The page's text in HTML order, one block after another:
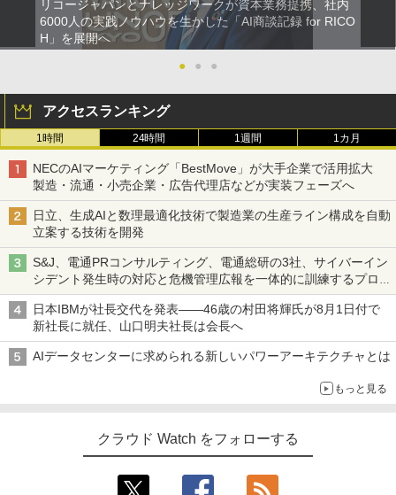
リコージャパンとナレッジワークが資本業務提携、社内
6000人の実践ノウハウを生かした「AI商談記録 for RICO
H」を展開へ
●
● ●
アクセスランキング
1時間 24時間 1週間 1カ月
NECのAIマーケティング「BestMove」が大手企業で活用拡大
製造・流通・小売企業・広告代理店などが実装フェーズへ
日立、生成AIと数理最適化技術で製造業の生産ライン構成を自動
立案する技術を開発
S&J、電通PRコンサルティング、電通総研の3社、サイバーイン
シデント発生時の対応と危機管理広報を一体的に訓練するプログ
ラムを提供
日本IBMが社長交代を発表――46歳の村田将輝氏が8月1日付で
新社長に就任、山口明夫社長は会長へ
AIデータセンターに求められる新しいパワーアーキテクチャとは
もっと見る
クラウド Watch をフォローする